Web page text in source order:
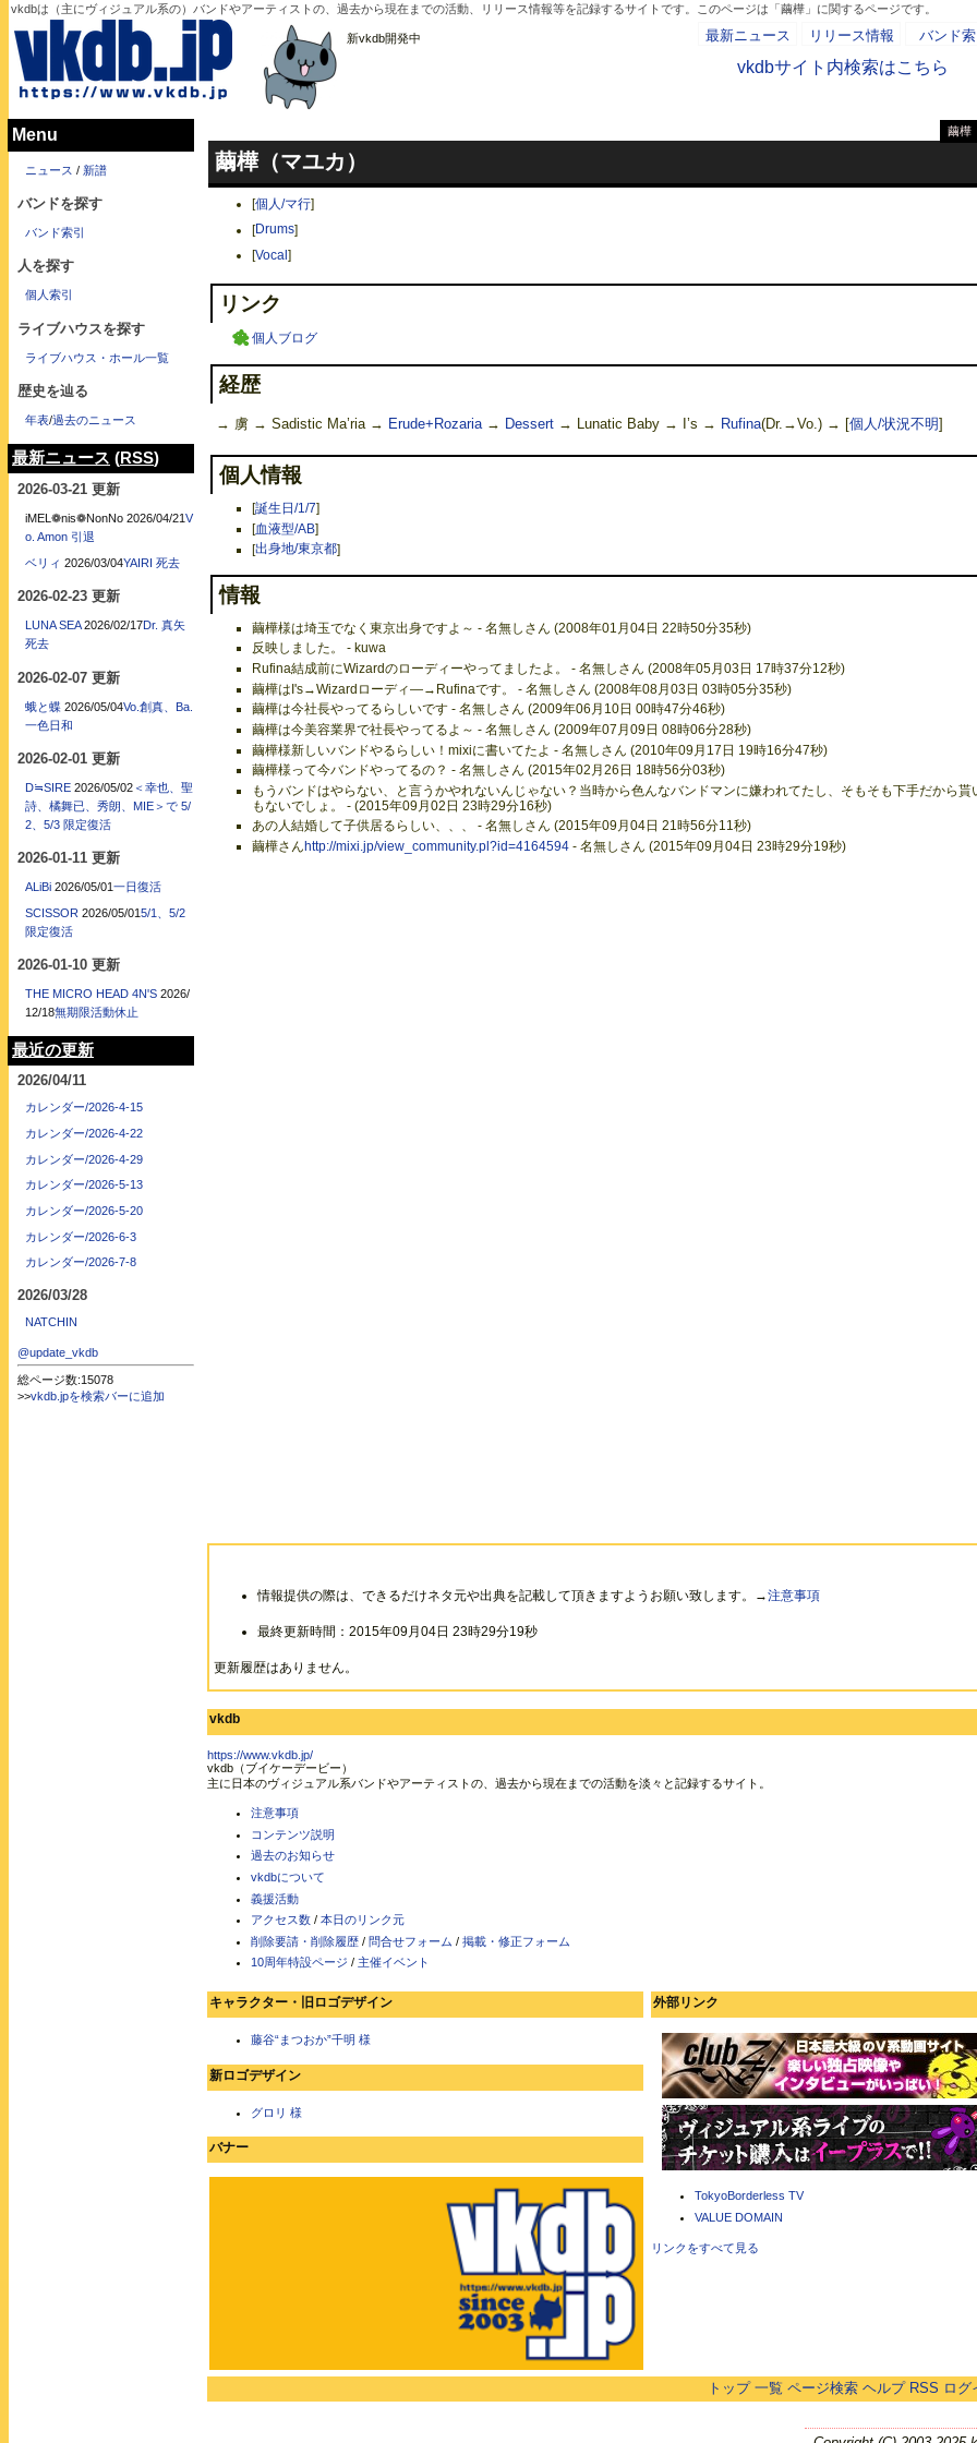
vkdbは（主にヴィジュアル系の）バンドやアーティストの、過去から現在までの活動、リリース情報等を記録するサイトです。このページは「繭樺」に関するページです。
新vkdb開発中 最新ニュース リリース情報 バンド
vkdbサイト内検索はこちら
繭樺
繭樺（マユカ）
[個人/マ行]
[Drums]
[Vocal ]
リンク
個人ブログ
経歴
→ 虜 → Sadistic Ma’ria → Erude+Rozaria→ Dessert→ Lunatic Baby → I’s → Rufina(Dr.→Vo.) → [個人/状況不明]
個人情報
[誕生日/1/7]
[血液型/AB]
[出身地/東京都]
情報
繭樺様は埼玉でなく東京出身ですよ～ - 名無しさん (2008年01月04日 22時50分35秒)
反映しました。 - kuwa
Rufina結成前にWizardのローディーやってましたよ。 - 名無しさん (2008年05月03日 17時37分12秒)
繭樺はI's→Wizardローディ―→Rufinaです。 - 名無しさん (2008年08月03日 03時05分35秒)
繭樺は今社長やってるらしいです - 名無しさん (2009年06月10日 00時47分46秒)
繭樺は今美容業界で社長やってるよ～ - 名無しさん (2009年07月09日 08時06分28秒)
繭樺様新しいバンドやるらしい！mixiに書いてたよ - 名無しさん (2010年09月17日 19時16分47秒)
繭樺様って今バンドやってるの？ - 名無しさん (2015年02月26日 18時56分03秒)
もうバンドはやらない、と言うかやれないんじゃない？当時から色んなバンドマンに嫌われてたし、そもそも下手だから貰
もないでしょ。 - (2015年09月02日 23時29分16秒)
あの人結婚して子供居るらしい、、、 - 名無しさん (2015年09月04日 21時56分11秒)
繭樺さん http://mixi.jp/view_community.pl?id=4164594 - 名無しさん (2015年09月04日 23時29分19秒)
情報提供の際は、できるだけネタ元や出典を記載して頂きますようお願い致します。→注意事項
最終更新時間：2015年09月04日 23時29分19秒
更新履歴はありません。
vkdb
https://www.vkdb.jp/
vkdb（ブイケーデービー）
主に日本のヴィジュアル系バンドやアーティストの、過去から現在までの活動を淡々と記録するサイト。
注意事項
コンテンツ説明
過去のお知らせ
vkdbについて
義援活動
アクセス数 / 本日のリンク元
削除要請・削除履歴 / 問合せフォーム / 掲載・修正フォーム
10周年特設ページ / 主催イベント
キャラクター・旧ロゴデザイン
藤谷“まつおか”千明 様
新ロゴデザイン
グロリ 様
バナー
外部リンク
TokyoBorderless TV
VALUE DOMAIN
リンクをすべて見る
トップ 一覧 ページ検索 ヘルプ RSS ログ
Menu
ニュース / 新譜
バンドを探す
バンド索引
人を探す
個人索引
ライブハウスを探す
ライブハウス・ホール一覧
歴史を辿る
年表/過去のニュース
最新ニュース (RSS)
2026-03-21 更新
iMEL❁nis❁NonNo 2026/04/21 V
o. Amon 引退
ベリィ 2026/03/04YAIRI 死去
2026-02-23 更新
LUNA SEA 2026/02/17Dr. 真矢
死去
2026-02-07 更新
蛾と蝶 2026/05/04Vo.創真、Ba.
一色日和
2026-02-01 更新
D≒SIRE 2026/05/02＜幸也、聖
詩、橘舞已、秀朗、MIE＞で 5/
2、5/3 限定復活
2026-01-11 更新
ALiBi 2026/05/01一日復活
SCISSOR 2026/05/015/1、5/2
限定復活
2026-01-10 更新
THE MICRO HEAD 4N'S 2026/
12/18無期限活動休止
最近の更新
2026/04/11
カレンダー/2026-4-15
カレンダー/2026-4-22
カレンダー/2026-4-29
カレンダー/2026-5-13
カレンダー/2026-5-20
カレンダー/2026-6-3
カレンダー/2026-7-8
2026/03/28
NATCHIN
@update_vkdb
総ページ数:15078
>>vkdb.jpを検索バーに追加